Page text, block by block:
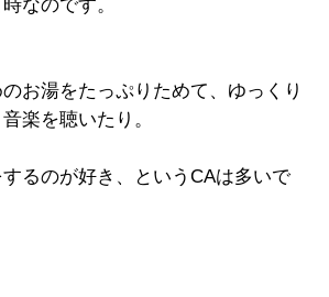
なのです。
お湯をたっぷりためて、ゆっくり
楽を聴いたり。
るのが好き、というCAは多いで